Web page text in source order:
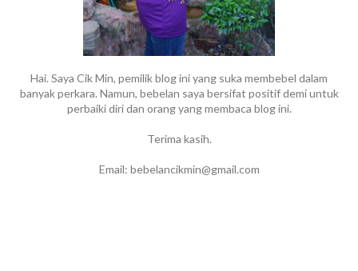
Hai. Saya Cik Min, pemilik blog ini yang suka membebel dalam
banyak perkara. Namun, bebelan saya bersifat positif demi untuk
perbaiki diri dan orang yang membaca blog ini.
Terima kasih.
Email: bebelancikmin@gmail.com